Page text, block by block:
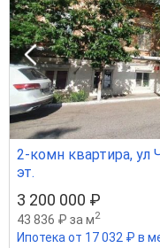
2-комн квартира, ул
эт.
3 200 000 ₽
43 836 ₽ за м2
Ипотека от 17 032 ₽ в